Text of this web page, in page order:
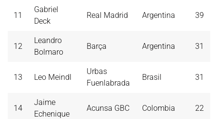
11
Gabriel
Deck
Real Madrid Argentina 39
12
Leandro
Bolmaro
Barça Argentina 31
13 Leo Meindl
Urbas
Fuenlabrada
Brasil 31
14
Jaime
Echenique
Acunsa GBC Colombia 22